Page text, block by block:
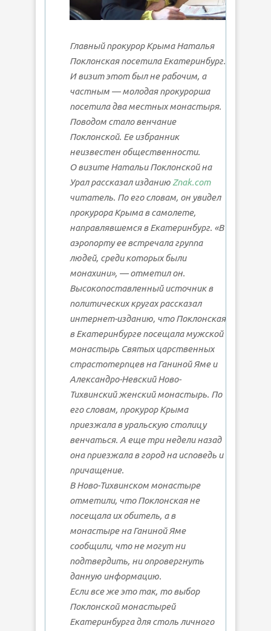
Главный прокурор Крыма Наталья
Поклонская посетила Екатеринбург.
И визит этот был не рабочим, а
частным — молодая прокурорша
посетила два местных монастыря.
Поводом стало венчание
Поклонской. Ее избранник
неизвестен общественности.
О визите Натальи Поклонской на
Урал рассказал изданиюZnak.com
читатель. По его словам, он увидел
прокурора Крыма в самолете,
направлявшемся в Екатеринбург. «В
аэропорту ее встречала группа
людей, среди которых были
монахини», — отметил он.
Высокопоставленный источник в
политических кругах рассказал
интернет-изданию, что Поклонская
в Екатеринбурге посещала мужской
монастырь Святых царственных
страстотерпцев на Ганиной Яме и
Александро-Невский Ново-
Тихвинский женский монастырь. По
его словам, прокурор Крыма
приезжала в уральскую столицу
венчаться. А еще три недели назад
она приезжала в город на исповедь и
причащение.
В Ново-Тихвинском монастыре
отметили, что Поклонская не
посещала их обитель, а в
монастыре на Ганиной Яме
сообщили, что не могут ни
подтвердить, ни опровергнуть
данную информацию.
Если все же это так, то выбор
Поклонской монастырей
Екатеринбурга для столь личного